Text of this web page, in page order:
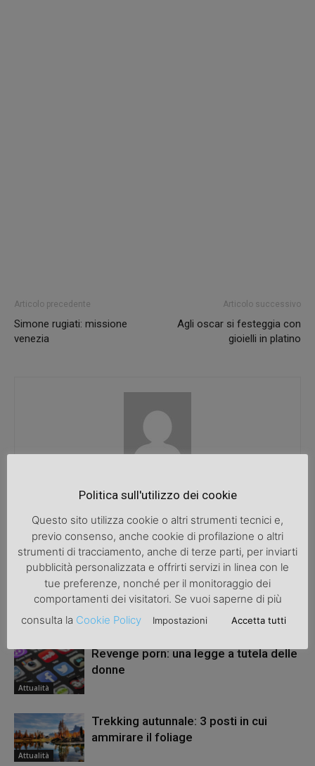
Articolo precedente
Simone rugiati: missione
venezia
Articolo successivo
Agli oscar si festeggia con
gioielli in platino
ARTICOLI CORRELATI ALTRO DALL'AUTORE
Attualità
Una bicicletta da donna per migliorare
la salute
Attualità
Revenge porn: una legge a tutela delle
donne
Attualità
Trekking autunnale: 3 posti in cui
ammirare il foliage
Politica sull'utilizzo dei cookie
Questo sito utilizza cookie o altri strumenti tecnici e,
previo consenso, anche cookie di profilazione o altri
strumenti di tracciamento, anche di terze parti, per inviarti
pubblicità personalizzata e offrirti servizi in linea con le
tue preferenze, nonché per il monitoraggio dei
comportamenti dei visitatori. Se vuoi saperne di più
consulta la Cookie Policy Impostazioni Accetta tutti